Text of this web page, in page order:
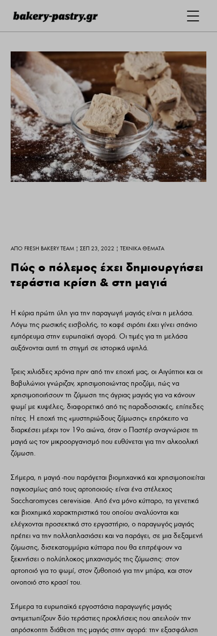
ΑΠΌ FRESH BAKERY TEAM |ΣΕΠ 23, 2022 |ΤΕΧΝΙΚΆ ΘΈΜΑΤΑ
Πώς ο πόλεμος έχει δημιουργήσει
τεράστια κρίση & στη μαγιά
Η κύρια πρώτη ύλη για την παραγωγή μαγιάς είναι η μελάσα.
Λόγω της ρωσικής εισβολής, το καφέ σιρόπι έχει γίνει σπάνιο
εμπόρευμα στην ευρωπαϊκή αγορά. Οι τιμές για τη μελάσα
αυξάνονται αυτή τη στιγμή σε ιστορικά υψηλά.
Τρεις χιλιάδες χρόνια πριν από την εποχή μας, οι Αιγύπτιοι και οι
Βαβυλώνιοι γνώριζαν, χρησιμοποιώντας προζύμι, πώς να
χρησιμοποιήσουν τη ζύμωση της άγριας μαγιάς για να κάνουν
ψωμί με κυψέλες, διαφορετικό από τις παραδοσιακές, επίπεδες
πίτες. Η εποχή της «μυστηριώδους ζύμωσης» επρόκειτο να
διαρκέσει μέχρι τον 19ο αιώνα, όταν ο Παστέρ αναγνώρισε τη
μαγιά ως τον μικροοργανισμό που ευθύνεται για την αλκοολική
ζύμωση.
Σήμερα, η μαγιά -που παράγεται βιομηχανικά και χρησιμοποιείται
παγκοσμίως από τους αρτοποιούς- είναι ένα στέλεχος
Saccharomyces cerevisiae. Από ένα μόνο κύτταρο, τα γενετικά
και βιοχημικά χαρακτηριστικά του οποίου αναλύονται και
ελέγχονται προσεκτικά στο εργαστήριο, ο παραγωγός μαγιάς
πρέπει να την πολλαπλασιάσει και να παράγει, σε μια δεξαμενή
ζύμωσης, δισεκατομμύρια κύτταρα που θα επιτρέψουν να
ξεκινήσει ο πολύπλοκος μηχανισμός της ζύμωσης: στον
αρτοποιό για το ψωμί, στον ζυθοποιό για την μπύρα, και στον
οινοποιό στο κρασί του.
Σήμερα τα ευρωπαϊκά εργοστάσια παραγωγής μαγιάς
αντιμετωπίζουν δύο τεράστιες προκλήσεις που απειλούν την
απρόσκοπτη διάθεση της μαγιάς στην αγορά: την εξασφάλιση